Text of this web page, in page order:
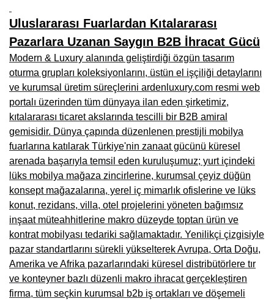
Kars Mobilya İmalatçıları, Mağazaları, Mobilyacılar
Kırşehir Mobilya İmalatçıları, Firmaları, Mobilyacılar
Kütahya Mobilya İmalatçıları, Mağazaları, Mobilyacılar
Malatya Mobilyacılar, Mağazaları, İmalatçıları, Fabrikaları
Sinop Mobilya İmalatçıları, Mağazaları, Mobilyacılar
Tekirdağ Mobilyacılar, Mobilya İmalatçıları, Mağazaları
Muş Mobilya İmalatçıları, Mağazaları, Mobilyacılar
Nevşehir Mobilyacılar, Mobilya İmalatçıları, Mağazaları
Ordu Mobilya Mağazaları, İmalatçıları, Mobilyacılar
Rize Mobilyacılar, Mobilya İmalatçıları, Mağazaları
Sivas Mobilya Fabrikaları, Üreticileri, Mağazaları
Tokat Mobilyacılar, Mobilya Mağazaları, İmalatçıları
Uluslararası Fuarlardan Kıtalararası
Pazarlara Uzanan Saygın B2B İhracat Gücü
Modern & Luxury alanında geliştirdiği özgün tasarım
oturma grupları koleksiyonlarını, üstün el işçiliği detaylarını
ve kurumsal üretim süreçlerini ardenluxury.com resmi web
portalı üzerinden tüm dünyaya ilan eden şirketimiz,
kıtalararası ticaret akslarında tescilli bir B2B amiral
gemisidir. Dünya çapında düzenlenen prestijli mobilya
fuarlarına katılarak Türkiye'nin zanaat gücünü küresel
arenada başarıyla temsil eden kuruluşumuz; yurt içindeki
lüks mobilya mağaza zincirlerine, kurumsal çeyiz düğün
konsept mağazalarına, yerel iç mimarlık ofislerine ve lüks
konut, rezidans, villa, otel projelerini yöneten bağımsız
inşaat müteahhitlerine makro düzeyde toptan ürün ve
kontrat mobilyası tedariki sağlamaktadır. Yenilikçi çizgisiyle
pazar standartlarını sürekli yükselterek Avrupa, Orta Doğu,
Amerika ve Afrika pazarlarındaki küresel distribütörlere tır
ve konteyner bazlı düzenli makro ihracat gerçekleştiren
firma, tüm seçkin kurumsal b2b iş ortakları ve döşemeli